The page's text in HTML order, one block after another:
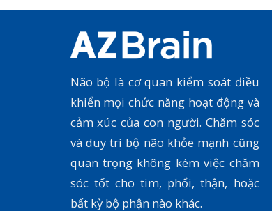
Não bộ là cơ quan kiểm soát điều
khiển mọi chức năng hoạt động và
cảm xúc của con người. Chăm sóc
và duy trì bộ não khỏe mạnh cũng
quan trọng không kém việc chăm
sóc tốt cho tim, phổi, thận, hoặc
bất kỳ bộ phận nào khác.